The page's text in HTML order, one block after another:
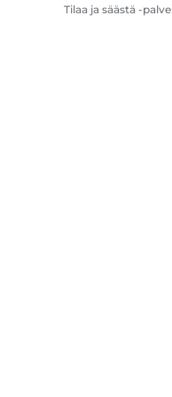
Tilaa ja säästä -